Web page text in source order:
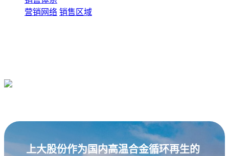
营销网络 销售区域
上大股份作为国内高温合金循环再生的